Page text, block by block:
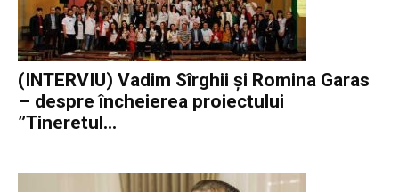
(INTERVIU) Vadim Sîrghii și Romina Garas
– despre încheierea proiectului
”Tineretul...